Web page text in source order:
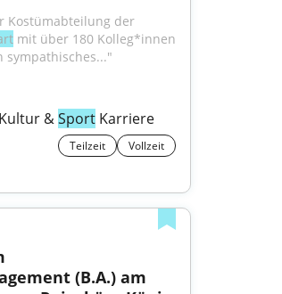
Kostümabteilung der
mit über 180 Kolleg*innen
sympathisches..."
& Sport Karriere
Teilzeit Vollzeit
(B.A.) am